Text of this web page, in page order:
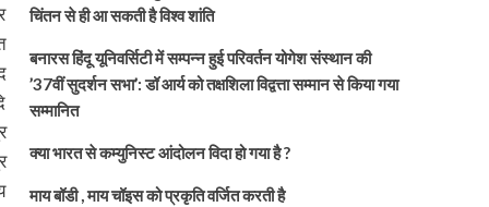
चिंतन से ही आ सकती है विश्व शांति
बनारस हिंदू यूनिवर्सिटी में सम्पन्न हुई परिवर्तन योगेश संस्थान की
’37वीं सुदर्शन सभा’: डॉ आर्य को तक्षशिला विद्वत्ता सम्मान से किया गया
सम्मानित
क्या भारत से कम्युनिस्ट आंदोलन विदा हो गया है ?
माय बॉडी , माय चॉइस को प्रकृति वर्जित करती है